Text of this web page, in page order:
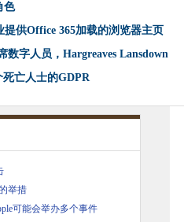
色
供Office 365加载的浏览器主页
数字人员，Hargreaves Lansdown
亡人士的GDPR
举措
可能会举办多个事件